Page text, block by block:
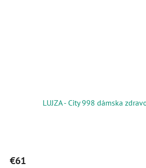
LUJZA - City 998 dámska
€61